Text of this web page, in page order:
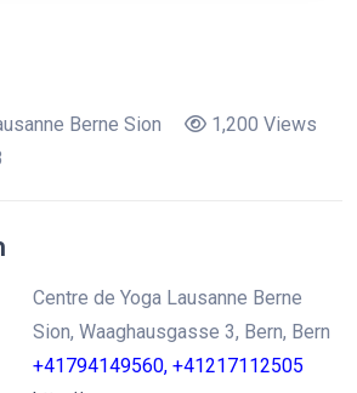
Berne Sion
1,200 Views
Centre de Yoga Lausanne Berne
Sion, Waaghausgasse 3, Bern, Bern
+41794149560, +41217112505